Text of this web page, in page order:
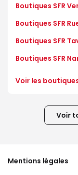
Boutiques SFR
Boutiques SFR
Boutiques SFR
Boutiques SFR
Voir les
Voir
Mentions légales